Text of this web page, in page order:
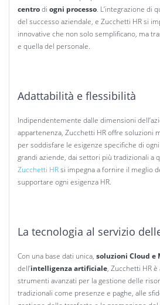
centrodi ogni processo. L’integrazione di
del successo aziendale, e Zucchetti HR si
innovative che non solo semplificano, ma
e quella del personale.
Adattabilità e flessibilità
Indipendentemente dalle dimensioni
appartenenza, Zucchetti HR offre soluzioni
per soddisfare le esigenze specifiche di
grandi aziende, dai settori più tradizionali a
Zucchetti HRsi impegna a fornire il meglio
supportare ogni esigenza HR.
La tecnologia al servizio
Con una base dati unica, soluzioni Cloud e
dell’intelligenza artificiale, Zucchetti HR
strumenti avanzati per la gestione delle
tradizionali come presenze e paghe, alle